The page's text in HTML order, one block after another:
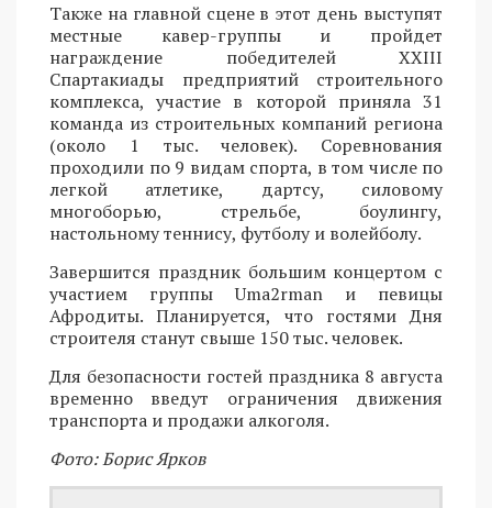
Также на главной сцене в этот день выступят
местные кавер-группы и пройдет
награждение победителей XXIII
Спартакиады предприятий строительного
комплекса, участие в которой приняла 31
команда из строительных компаний региона
(около 1 тыс. человек). Соревнования
проходили по 9 видам спорта, в том числе по
легкой атлетике, дартсу, силовому
многоборью, стрельбе, боулингу,
настольному теннису, футболу и волейболу.
Завершится праздник большим концертом с
участием группы Uma2rman и певицы
Афродиты. Планируется, что гостями Дня
строителя станут свыше 150 тыс. человек.
Для безопасности гостей праздника 8 августа
временно введут ограничения движения
транспорта и продажи алкоголя.
Фото: Борис Ярков